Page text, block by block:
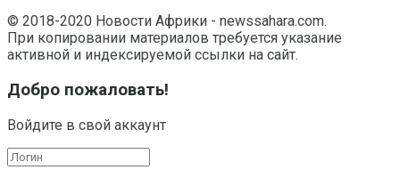
© 2018-2020 Новости Африки - newssahara.com.
При копировании материалов требуется указание
активной и индексируемой ссылки на сайт.
Добро пожаловать!
Войдите в свой аккаунт